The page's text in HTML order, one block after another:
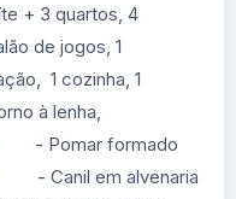
3 quartos, 4
de jogos, 1
1 cozinha, 1
à lenha,
- Pomar formado
- Canil em alvenaria